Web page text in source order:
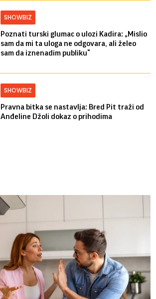
SHOWBIZ
Poznati turski glumac o ulozi Kadira: „Mislio
sam da mi ta uloga ne odgovara, ali želeo
sam da iznenadim publiku“
SHOWBIZ
Pravna bitka se nastavlja: Bred ​​Pit traži od
Anđeline Džoli dokaz o prihodima